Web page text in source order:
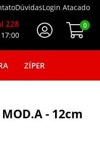
DúvidasLogin Atacado
0
228
ZÍPER
- 12cm